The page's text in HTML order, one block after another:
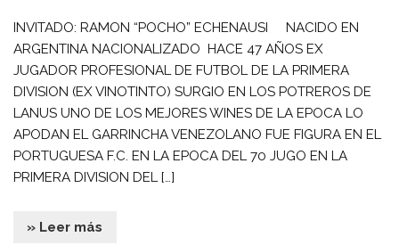
INVITADO: RAMON “POCHO” ECHENAUSI NACIDO EN
ARGENTINA NACIONALIZADO HACE 47 AÑOS EX
JUGADOR PROFESIONAL DE FUTBOL DE LA PRIMERA
DIVISION (EX VINOTINTO) SURGIO EN LOS POTREROS DE
LANUS UNO DE LOS MEJORES WINES DE LA EPOCA LO
APODAN EL GARRINCHA VENEZOLANO FUE FIGURA EN EL
PORTUGUESA F.C. EN LA EPOCA DEL 70 JUGO EN LA
PRIMERA DIVISION DEL […]
» Leer más